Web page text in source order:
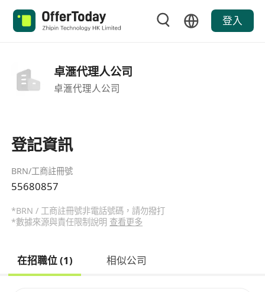
登入
卓滙代理人公司
卓滙代理人公司
登記資訊
BRN/工商註冊號
55680857
*BRN / 工商註冊號非電話號碼，請勿撥打
*數據來源與責任限制說明 查看更多
在招職位 (1) 相似公司